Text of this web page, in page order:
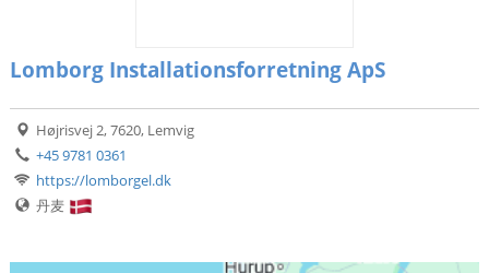
Lomborg Installationsforretning ApS
Højrisvej 2, 7620, Lemvig
+45 9781 0361
https://lomborgel.dk
丹麦